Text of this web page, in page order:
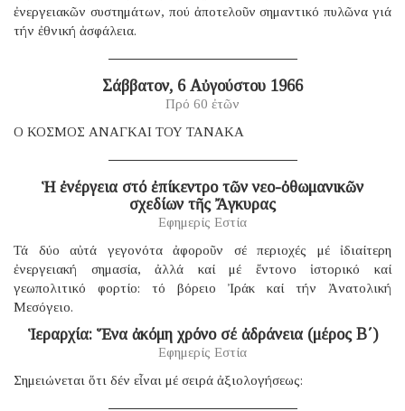
ἐνεργειακῶν συστημάτων, πού ἀποτελοῦν σημαντικό πυλῶνα γιά
τήν ἐθνική ἀσφάλεια.
Σάββατον, 6 Αὐγούστου 1966
Πρό 60 ἐτῶν
Ο ΚΟΣΜΟΣ ΑΝΑΓΚΑΙ ΤΟΥ ΤΑΝΑΚΑ
Ἡ ἐνέργεια στό ἐπίκεντρο τῶν νεο-ὀθωμανικῶν
σχεδίων τῆς Ἄγκυρας
Εφημερίς Εστία
Τά δύο αὐτά γεγονότα ἀφοροῦν σέ περιοχές μέ ἰδιαίτερη
ἐνεργειακή σημασία, ἀλλά καί μέ ἔντονο ἱστορικό καί
γεωπολιτικό φορτίο: τό βόρειο Ἰράκ καί τήν Ἀνατολική
Μεσόγειο.
Ἱεραρχία: Ἕνα ἀκόμη χρόνο σέ ἀδράνεια (μέρος B΄)
Εφημερίς Εστία
Σημειώνεται ὅτι δέν εἶναι μέ σειρά ἀξιολογήσεως: